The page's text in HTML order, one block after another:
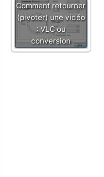
Comment retourner
(pivoter) une vidéo
: VLC ou
conversion